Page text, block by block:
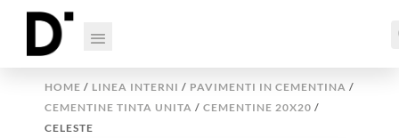
HOME / LINEA INTERNI / PAVIMENTI IN CEMENTINA /
CEMENTINE TINTA UNITA / CEMENTINE 20X20 /
CELESTE